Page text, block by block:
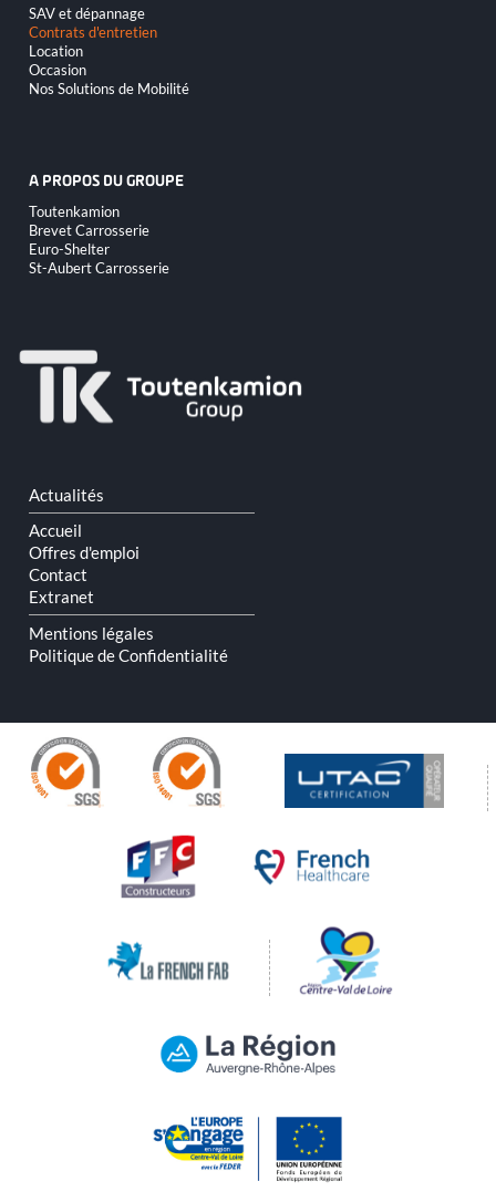
Aller
au
contenu
SAV et dépannage
Contrats d'entretien
Location
Occasion
Nos Solutions de Mobilité
A PROPOS DU GROUPE
Aller
au
contenu
Toutenkamion
Brevet Carrosserie
Euro-Shelter
St-Aubert Carrosserie
Aller
au
contenu
Actualités
Accueil
Offres d'emploi
Contact
Extranet
Mentions légales
Politique de Confidentialité